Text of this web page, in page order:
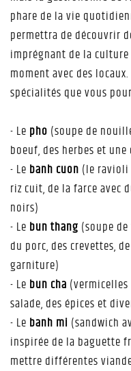
phare de la vie
permettra de découvrir
imprégnant de la
moment avec des
spécialités que vous
- Le pho (soupe de
boeuf, des herbes et
- Le banh cuon (le ravioli
riz cuit, de la farce avec
noirs)
- Le bun thang (soupe
du porc, des crevettes,
garniture)
- Le bun cha
salade, des épices et
- Le banh mi (sandwich
inspirée de la baguette
mettre différentes